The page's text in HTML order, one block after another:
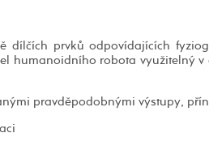
dílčích prvků odpovídajících
humanoidního robota využitelný v
pravděpodobnými výstupy,